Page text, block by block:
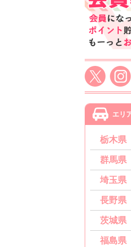
エリ
栃木県
群馬県
埼玉県
長野県
茨城県
福島県